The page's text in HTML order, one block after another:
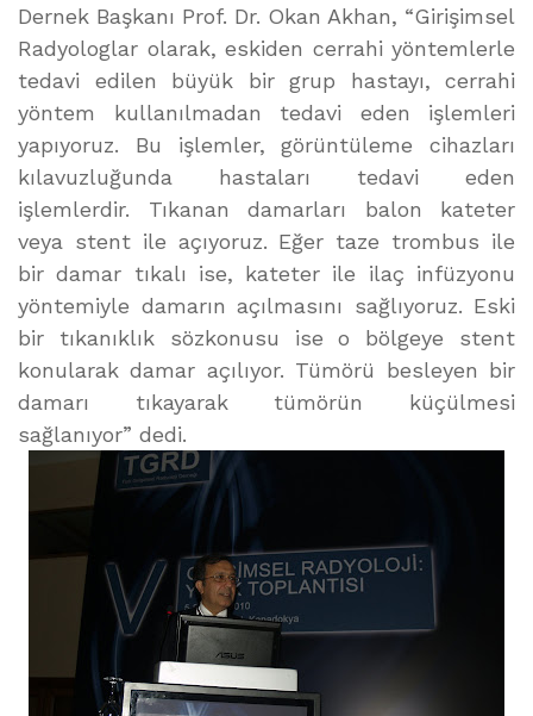
Dernek Başkanı Prof. Dr. Okan Akhan, “Girişimsel
Radyologlar olarak, eskiden cerrahi yöntemlerle
tedavi edilen büyük bir grup hastayı, cerrahi
yöntem kullanılmadan tedavi eden işlemleri
yapıyoruz. Bu işlemler, görüntüleme cihazları
kılavuzluğunda hastaları tedavi eden
işlemlerdir. Tıkanan damarları balon kateter
veya stent ile açıyoruz. Eğer taze trombus ile
bir damar tıkalı ise, kateter ile ilaç infüzyonu
yöntemiyle damarın açılmasını sağlıyoruz. Eski
bir tıkanıklık sözkonusu ise o bölgeye stent
konularak damar açılıyor. Tümörü besleyen bir
damarı tıkayarak tümörün küçülmesi
sağlanıyor” dedi.